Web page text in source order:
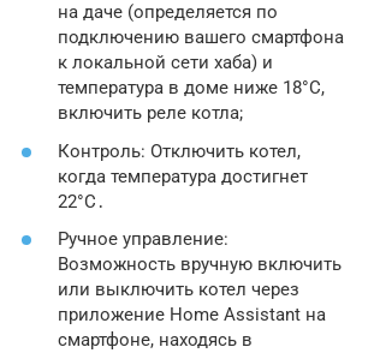
на даче (определяется по
подключению вашего смартфона
к локальной сети хаба) и
температура в доме ниже 18°C,
включить реле котла;
Контроль: Отключить котел,
когда температура достигнет
22°C․
Ручное управление:
Возможность вручную включить
или выключить котел через
приложение Home Assistant на
смартфоне, находясь в